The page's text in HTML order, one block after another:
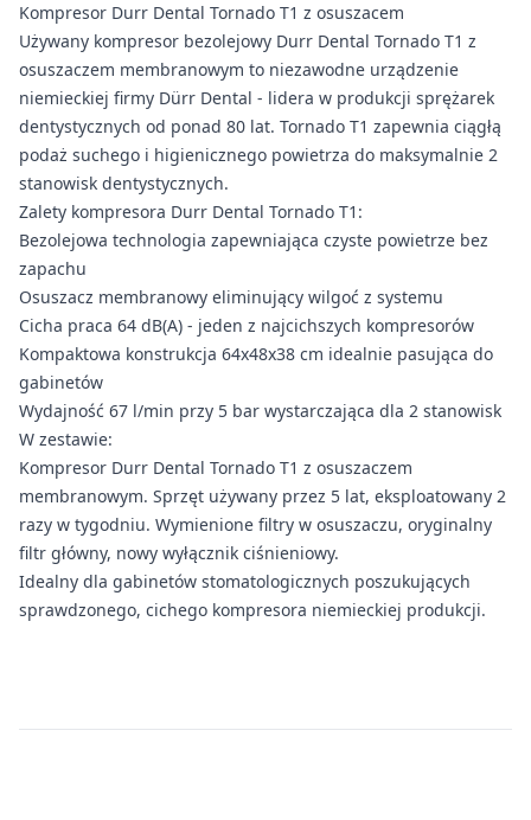
Kompresor Durr Dental Tornado T1 z osuszacem
Używany kompresor bezolejowy Durr Dental Tornado T1 z
osuszaczem membranowym to niezawodne urządzenie
niemieckiej firmy Dürr Dental - lidera w produkcji sprężarek
dentystycznych od ponad 80 lat. Tornado T1 zapewnia ciągłą
podaż suchego i higienicznego powietrza do maksymalnie 2
stanowisk dentystycznych.
Zalety kompresora Durr Dental Tornado T1:
Bezolejowa technologia zapewniająca czyste powietrze bez
zapachu
Osuszacz membranowy eliminujący wilgoć z systemu
Cicha praca 64 dB(A) - jeden z najcichszych kompresorów
Kompaktowa konstrukcja 64x48x38 cm idealnie pasująca do
gabinetów
Wydajność 67 l/min przy 5 bar wystarczająca dla 2 stanowisk
W zestawie:
Kompresor Durr Dental Tornado T1 z osuszaczem
membranowym. Sprzęt używany przez 5 lat, eksploatowany 2
razy w tygodniu. Wymienione filtry w osuszaczu, oryginalny
filtr główny, nowy wyłącznik ciśnieniowy.
Idealny dla gabinetów stomatologicznych poszukujących
sprawdzonego, cichego kompresora niemieckiej produkcji.